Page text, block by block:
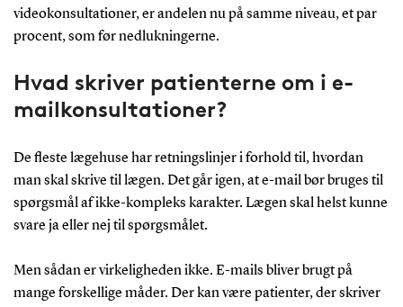
videokonsultationer, er andelen nu på samme niveau, et par
procent, som før nedlukningerne.
Hvad skriver patienterne om i e-
mailkonsultationer?
De fleste lægehuse har retningslinjer i forhold til, hvordan
man skal skrive til lægen. Det går igen, at e-mail bør bruges til
spørgsmål af ikke-kompleks karakter. Lægen skal helst kunne
svare ja eller nej til spørgsmålet.
Men sådan er virkeligheden ikke. E-mails bliver brugt på
mange forskellige måder. Der kan være patienter, der skriver